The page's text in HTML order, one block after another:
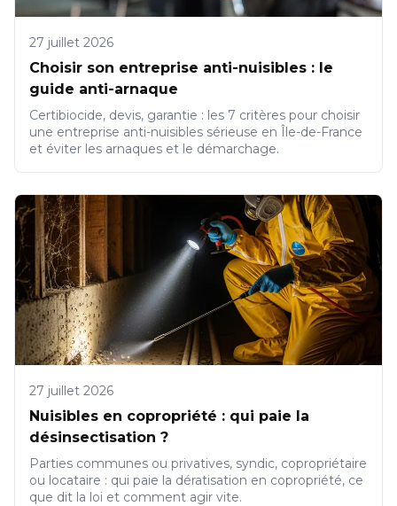
27 juillet 2026
Choisir son entreprise anti-nuisibles : le
guide anti-arnaque
Certibiocide, devis, garantie : les 7 critères pour choisir
une entreprise anti-nuisibles sérieuse en Île-de-France
et éviter les arnaques et le démarchage.
27 juillet 2026
Nuisibles en copropriété : qui paie la
désinsectisation ?
Parties communes ou privatives, syndic, copropriétaire
ou locataire : qui paie la dératisation en copropriété, ce
que dit la loi et comment agir vite.